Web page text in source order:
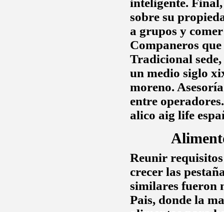
inteligente.
sobre su
a grupos y
Companeros
Tradicional
un medio siglo
moreno.
entre
alico aig life
Reunir
crecer las
similares fueron
Pais, donde la